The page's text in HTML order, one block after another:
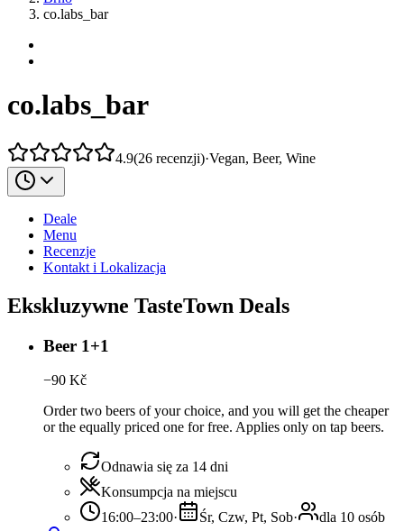
co.labs_bar
co.labs_bar
4.9(26 recenzji)·Vegan, Beer, Wine
Deale
Menu
Recenzje
Kontakt i Lokalizacja
Ekskluzywne TasteTown Deals
Beer 1+1
−90 Kč
Order two beers of your choice, and you will get the cheaper
or the equally priced one for free. Applies only on tap beers.
Odnawia się za 14 dni
Konsumpcja na miejscu
16:00–23:00· Śr, Czw, Pt, Sob·
dla 10 osób